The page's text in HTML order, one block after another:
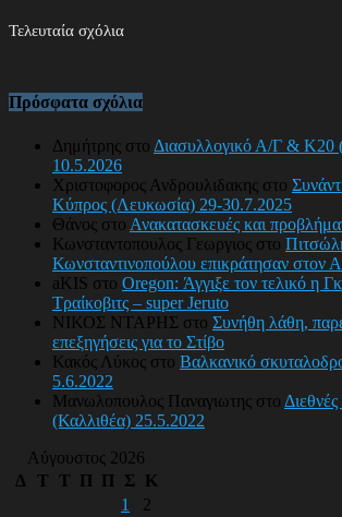
Τελευταία σχόλια
Πρόσφατα σχόλια
Δημήτρης στο Διασυλλογικό Α/Γ & Κ20
10.5.2026
Χριστοφορος Ανδρουλιδακης στο
Κύπρος (Λευκωσία) 29-30.7.2025
Θάνος στο Ανακατασκευές και
Κωνσταντοπουλος Γεωργιος στο
Κωνσταντινοπούλου επικράτησαν στον
aKIS στο Oregon: Άγγιξε τον τελικό η
Τραίκοβιτς – super Jeruto
ΝΙΚΟΣ ΝΤΑΡΗΣ στο Συνήθη λάθη,
επεξηγήσεις για το Στίβο
Κακός Λύκος στο Βαλκανικό
5.6.2022
Μανωλοπουλος Παναγιωτης στο
(Καλλιθέα) 25.5.2022
Αύγουστος 2026
Δ
Τ Τ Π Π Σ
Κ
1
2